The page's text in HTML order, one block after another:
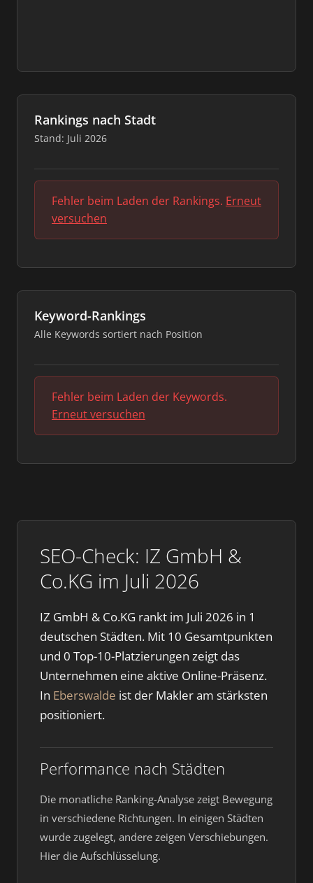
SEO-Check: IZ GmbH &
Co.KG im Juli 2026
IZ GmbH & Co.KG rankt im Juli 2026 in 1
deutschen Städten. Mit 10 Gesamtpunkten
und 0 Top-10-Platzierungen zeigt das
Unternehmen eine aktive Online-Präsenz.
In Eberswalde ist der Makler am stärksten
positioniert.
Performance nach Städten
Die monatliche Ranking-Analyse zeigt Bewegung
in verschiedene Richtungen. In einigen Städten
wurde zugelegt, andere zeigen Verschiebungen.
Hier die Aufschlüsselung.
Rankings nach Stadt
Stand: Juli 2026
Fehler beim Laden der Rankings. Erneut
versuchen
Keyword-Rankings
Alle Keywords sortiert nach Position
Fehler beim Laden der Keywords.
Erneut versuchen